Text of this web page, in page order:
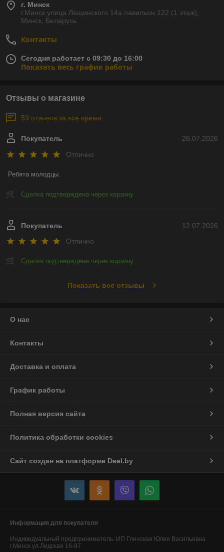
г. Минск
г.Минск улица Лещинского 14а павильон 122 (1 этаж),
Минск, Беларусь
Контакты
Сегодня работает с 09:30 до 16:00
Показать весь график работы
Отзывы о магазине
59 отзывов за всё время
26.07.2026
Покупатель
Отлично
Ребята молодцы.
Сделка подтверждена через корзину
12.07.2026
Покупатель
Отлично
Сделка подтверждена через корзину
Показать все отзывы
О нас
Контакты
Доставка и оплата
График работы
Полная версия сайта
Политика обработки cookies
Сайт создан на платформе Deal.by
Информация для покупателя
Индивидуальный предприниматель: ИП Глинская Юлия Васильевна
г.Минск ул.Лидская 16-97